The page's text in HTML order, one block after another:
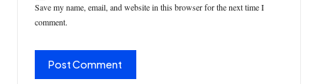
Save my name, email, and website in this browser for the next time I
comment.